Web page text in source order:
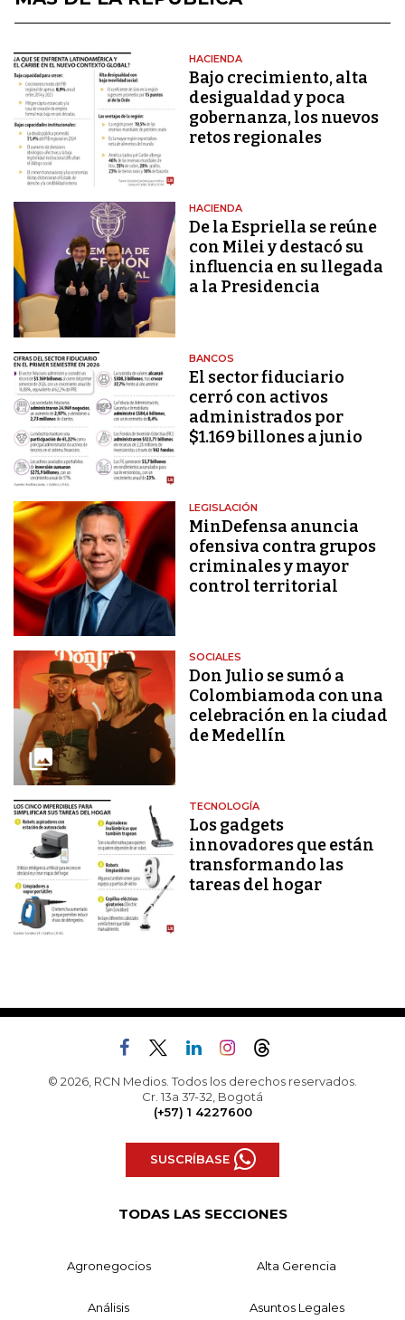
HACIENDA
Bajo crecimiento, alta
desigualdad y poca
gobernanza, los nuevos
retos regionales
HACIENDA
De la Espriella se reúne
con Milei y destacó su
influencia en su llegada
a la Presidencia
BANCOS
El sector fiduciario
cerró con activos
administrados por
$1.169 billones a junio
LEGISLACIÓN
MinDefensa anuncia
ofensiva contra grupos
criminales y mayor
control territorial
SOCIALES
Don Julio se sumó a
Colombiamoda con una
celebración en la ciudad
de Medellín
TECNOLOGÍA
Los gadgets
innovadores que están
transformando las
tareas del hogar
© 2026, RCN Medios. Todos los derechos reservados.
Cr. 13a 37-32, Bogotá
(+57) 1 4227600
SUSCRÍBASE
TODAS LAS SECCIONES
Agronegocios Alta Gerencia
Análisis Asuntos Legales